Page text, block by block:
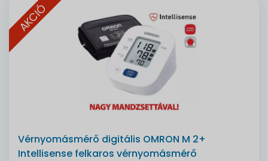
AKCIÓ
Vérnyomásmérő digitális OMRON M 2+
Intellisense felkaros vérnyomásmérő